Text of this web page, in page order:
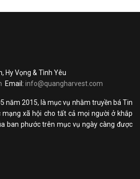
Hy Vọng & Tình Yêu
Email: info@quangharvest.com
năm 2015, là mục vụ nhằm truyền bá Tin
mạng xã hội cho tất cả mọi người ở khắp
ban phước trên mục vụ ngày càng được